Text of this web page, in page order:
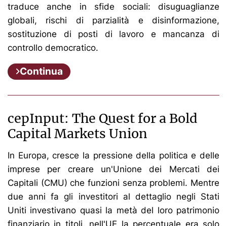
traduce anche in sfide sociali: disuguaglianze
globali, rischi di parzialità e disinformazione,
sostituzione di posti di lavoro e mancanza di
controllo democratico.
Continua
cepInput: The Quest for a Bold
Capital Markets Union
In Europa, cresce la pressione della politica e delle
imprese per creare un'Unione dei Mercati dei
Capitali (CMU) che funzioni senza problemi. Mentre
due anni fa gli investitori al dettaglio negli Stati
Uniti investivano quasi la metà del loro patrimonio
finanziario in titoli, nell'UE la percentuale era solo